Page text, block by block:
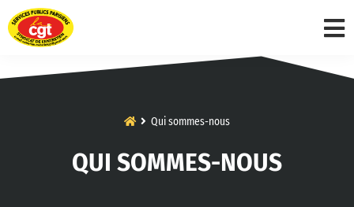
Qui sommes-nous
QUI SOMMES-NOUS